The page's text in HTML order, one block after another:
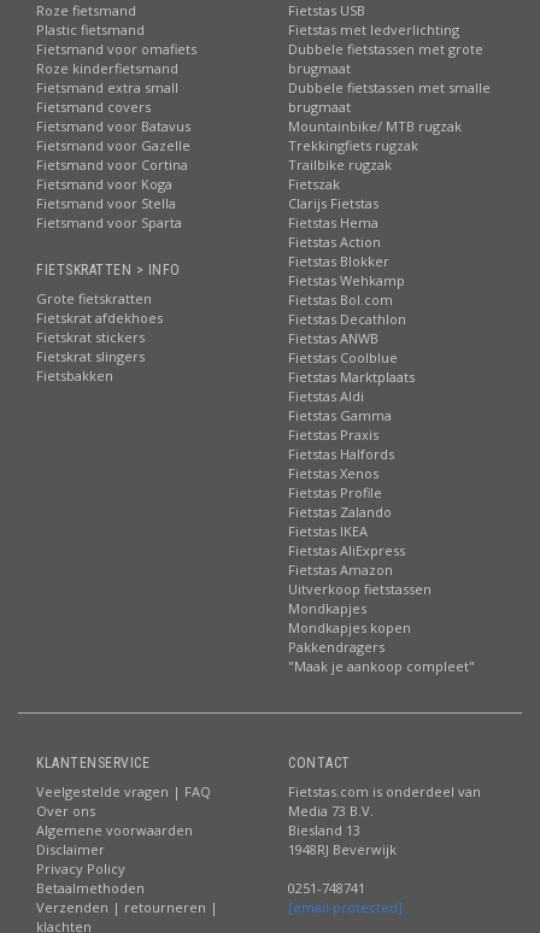
Roze fietsmand
Plastic fietsmand
Fietsmand voor omafiets
Roze kinderfietsmand
Fietsmand extra small
Fietsmand covers
Fietsmand voor Batavus
Fietsmand voor Gazelle
Fietsmand voor Cortina
Fietsmand voor Koga
Fietsmand voor Stella
Fietsmand voor Sparta
FIETSKRATTEN > INFO
Grote fietskratten
Fietskrat afdekhoes
Fietskrat stickers
Fietskrat slingers
Fietsbakken
Fietstas USB
Fietstas met ledverlichting
Dubbele fietstassen met grote
brugmaat
Dubbele fietstassen met smalle
brugmaat
Mountainbike/ MTB rugzak
Trekkingfiets rugzak
Trailbike rugzak
Fietszak
Clarijs Fietstas
Fietstas Hema
Fietstas Action
Fietstas Blokker
Fietstas Wehkamp
Fietstas Bol.com
Fietstas Decathlon
Fietstas ANWB
Fietstas Coolblue
Fietstas Marktplaats
Fietstas Aldi
Fietstas Gamma
Fietstas Praxis
Fietstas Halfords
Fietstas Xenos
Fietstas Profile
Fietstas Zalando
Fietstas IKEA
Fietstas AliExpress
Fietstas Amazon
Uitverkoop fietstassen
Mondkapjes
Mondkapjes kopen
Pakkendragers
"Maak je aankoop compleet"
KLANTENSERVICE
Veelgestelde vragen | FAQ
Over ons
Algemene voorwaarden
Disclaimer
Privacy Policy
Betaalmethoden
Verzenden | retourneren |
klachten
CONTACT
Fietstas.com is onderdeel van
Media 73 B.V.
Biesland 13
1948RJ Beverwijk
0251-748741
[email protected]